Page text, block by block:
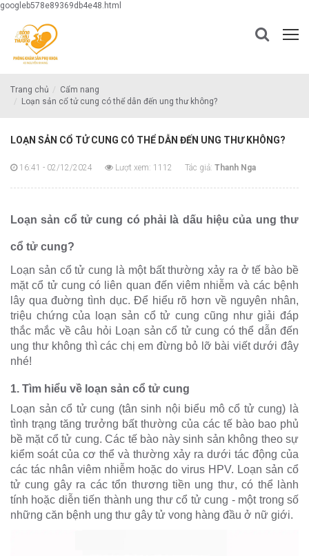
googleb578e89369db4e48.html
Trang chủ
Cẩm nang
Loạn sản cổ tử cung có thể dẫn đến ung thư không?
LOẠN SẢN CỔ TỬ CUNG CÓ THỂ DẪN ĐẾN UNG THƯ KHÔNG?
16:41 - 02/12/2024 Lượt xem: 1112 Tác giả: Thanh Nga
Loạn sản cổ tử cung có phải là dấu hiệu của ung thư
cổ tử cung?
Loạn sản cổ tử cung là một bất thường xảy ra ở tế bào bề
mặt cổ tử cung có liên quan đến viêm nhiễm và các bệnh
lây qua đuờng tình dục. Để hiểu rõ hơn về nguyên nhân,
triệu chứng của loạn sản cổ tử cung cũng như giải đáp
thắc mắc về câu hỏi Loạn sản cổ tử cung có thể dẫn đến
ung thư không thì các chị em đừng bỏ lỡ bài viết dưới đây
nhé!
1. Tìm hiểu về loạn sản cổ tử cung
Loạn sản cổ tử cung (tân sinh nội biểu mô cổ tử cung) là
tình trạng tăng trưởng bất thường của các tế bào bao phủ
bề mặt cổ tử cung. Các tế bào này sinh sản không theo sự
kiểm soát của cơ thể và thường xảy ra dưới tác động của
các tác nhân viêm nhiễm hoặc do virus HPV. Loạn sản cổ
tử cung gây ra các tổn thương tiền ung thư, có thể lành
tính hoặc diễn tiến thành ung thư cổ tử cung - một trong số
những căn bệnh ung thư gây tử vong hàng đầu ở nữ giới.